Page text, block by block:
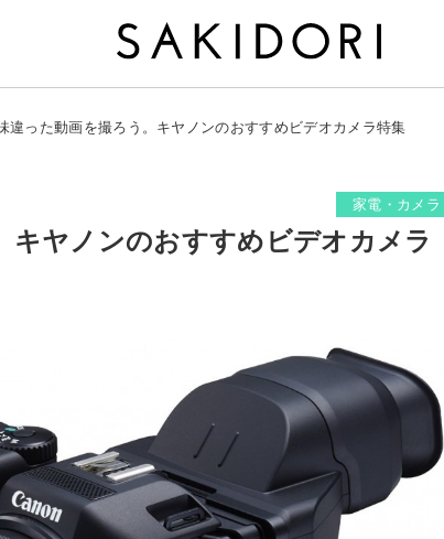
違った動画を撮ろう。キヤノンのおすすめビデオカメラ特集
家電・カメラ
キヤノンのおすすめビデオカメラ